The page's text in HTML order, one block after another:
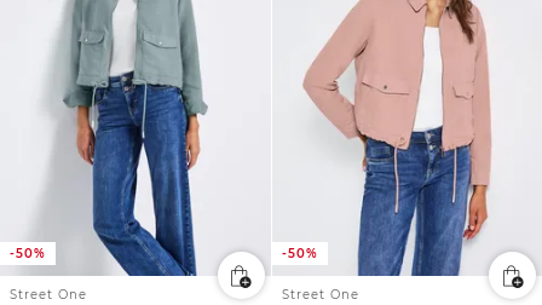
-50%
Street One
-50%
Street One